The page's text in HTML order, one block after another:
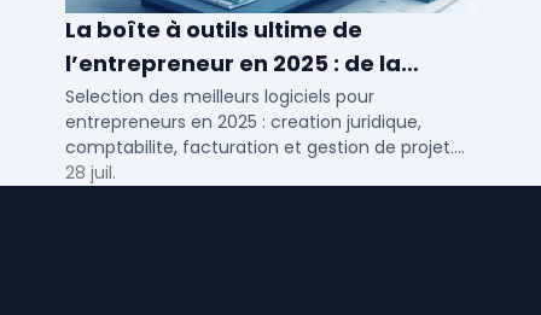
La boîte à outils ultime de
l’entrepreneur en 2025 : de la
création à la gestion
Selection des meilleurs logiciels pour
entrepreneurs en 2025 : creation juridique,
comptabilite, facturation et gestion de projet.
Outils adaptes aux TPE, PME et independants en
28 juil.